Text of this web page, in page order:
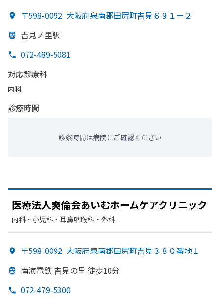
〒598-0092 大阪府泉南郡田尻町吉見６９１－２
吉見ノ里駅
072-489-5081
対応診療科
内科
診療時間
診察時間は病院にご確認ください
医療法人爽倫会あいむホームケアクリニック
内科・​小児科・​耳鼻咽喉科・​外科
〒598-0092 大阪府泉南郡田尻町吉見３８０番地１
南海電鉄 吉見の里 徒歩10分
072-479-5300